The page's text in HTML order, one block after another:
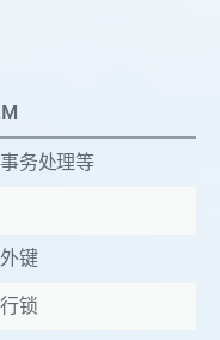
务处理等
键
锁